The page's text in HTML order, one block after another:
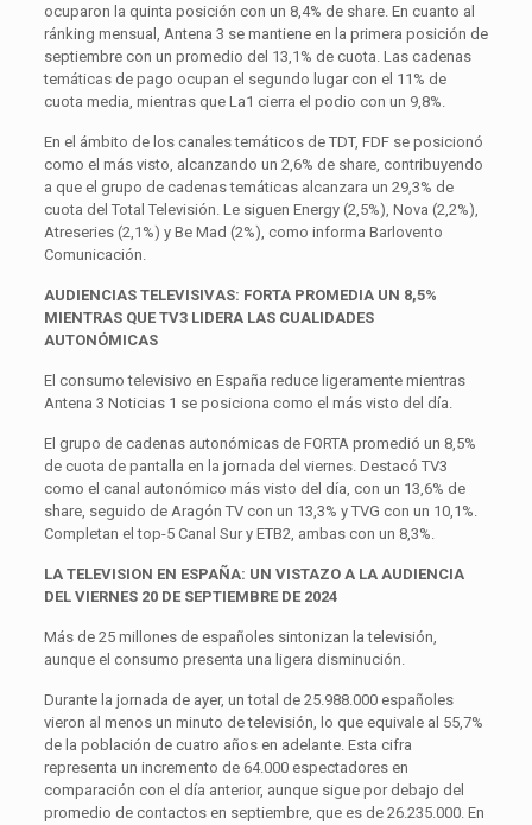
ocuparon la quinta posición con un 8,4% de share. En cuanto al
ránking mensual, Antena 3 se mantiene en la primera posición de
septiembre con un promedio del 13,1% de cuota. Las cadenas
temáticas de pago ocupan el segundo lugar con el 11% de
cuota media, mientras que La1 cierra el podio con un 9,8%.
En el ámbito de los canales temáticos de TDT, FDF se posicionó
como el más visto, alcanzando un 2,6% de share, contribuyendo
a que el grupo de cadenas temáticas alcanzara un 29,3% de
cuota del Total Televisión. Le siguen Energy (2,5%), Nova (2,2%),
Atreseries (2,1%) y Be Mad (2%), como informa Barlovento
Comunicación.
AUDIENCIAS TELEVISIVAS: FORTA PROMEDIA UN 8,5%
MIENTRAS QUE TV3 LIDERA LAS CUALIDADES
AUTONÓMICAS
El consumo televisivo en España reduce ligeramente mientras
Antena 3 Noticias 1 se posiciona como el más visto del día.
El grupo de cadenas autonómicas de FORTA promedió un 8,5%
de cuota de pantalla en la jornada del viernes. Destacó TV3
como el canal autonómico más visto del día, con un 13,6% de
share, seguido de Aragón TV con un 13,3% y TVG con un 10,1%.
Completan el top-5 Canal Sur y ETB2, ambas con un 8,3%.
LA TELEVISION EN ESPAÑA: UN VISTAZO A LA AUDIENCIA
DEL VIERNES 20 DE SEPTIEMBRE DE 2024
Más de 25 millones de españoles sintonizan la televisión,
aunque el consumo presenta una ligera disminución.
Durante la jornada de ayer, un total de 25.988.000 españoles
vieron al menos un minuto de televisión, lo que equivale al 55,7%
de la población de cuatro años en adelante. Esta cifra
representa un incremento de 64.000 espectadores en
comparación con el día anterior, aunque sigue por debajo del
promedio de contactos en septiembre, que es de 26.235.000. En